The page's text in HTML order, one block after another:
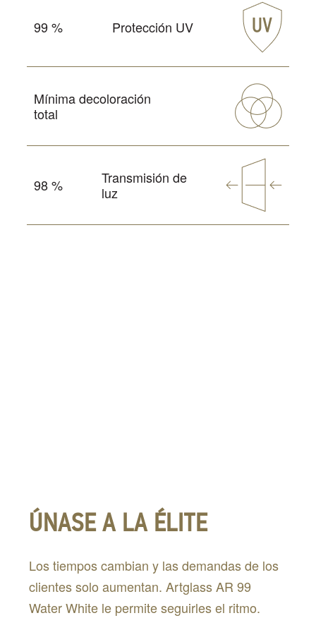
99 % Protección UV
Mínima decoloración
total
98 %
Transmisión de
luz
ÚNASE A LA ÉLITE
Los tiempos cambian y las demandas de los
clientes solo aumentan. Artglass AR 99
Water White le permite seguirles el ritmo.